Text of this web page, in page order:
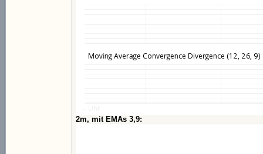
2m, mit EMAs 3,9: